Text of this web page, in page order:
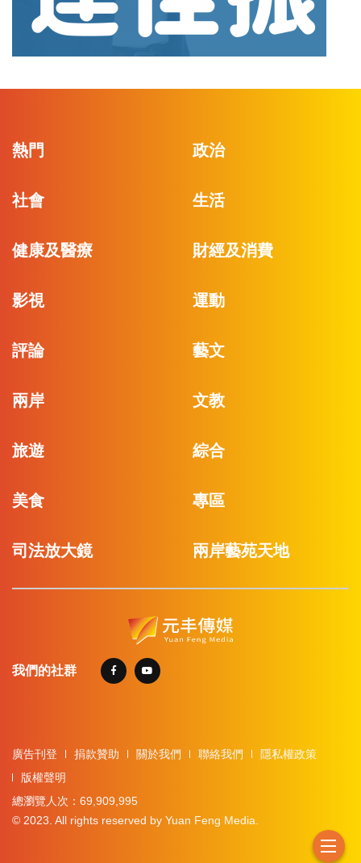
熱門 政治
社會 生活
健康及醫療 財經及消費
影視 運動
評論 藝文
兩岸 文教
旅遊 綜合
美食 專區
司法放大鏡 兩岸藝苑天地
我們的社群
廣告刊登 捐款贊助 關於我們 聯絡我們
隱私權政策
版權聲明
總瀏覽人次：69,909,995
© 2023. All rights reserved by Yuan Feng Media.